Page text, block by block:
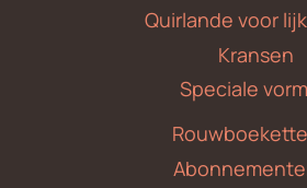
Quirlande voor
Kransen
Speciale